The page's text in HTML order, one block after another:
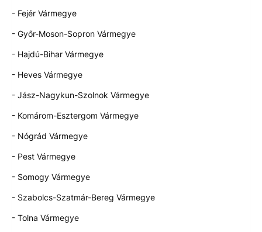
- Fejér Vármegye
- Győr-Moson-Sopron Vármegye
- Hajdú-Bihar Vármegye
- Heves Vármegye
- Jász-Nagykun-Szolnok Vármegye
- Komárom-Esztergom Vármegye
- Nógrád Vármegye
- Pest Vármegye
- Somogy Vármegye
- Szabolcs-Szatmár-Bereg Vármegye
- Tolna Vármegye